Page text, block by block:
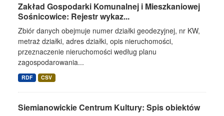
Zakład Gospodarki Komunalnej i Mieszkaniowej
Sośnicowice: Rejestr wykaz...
Zbiór danych obejmuje numer działki geodezyjnej, nr KW,
metraż działki, adres działki, opis nieruchomości,
przeznaczenie nieruchomości według planu
zagospodarowania...
RDF CSV
Siemianowickie Centrum Kultury: Spis obiektów